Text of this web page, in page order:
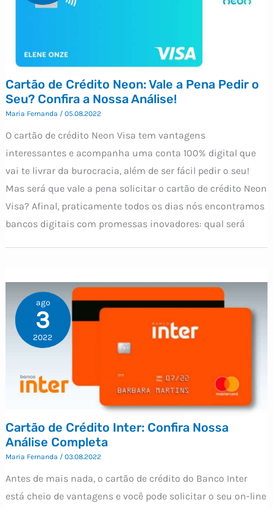
Cartão de Crédito Neon: Vale a Pena Pedir o
Seu? Confira a Nossa Análise!
Maria Fernanda / 05.08.2022
O cartão de crédito Neon Visa tem vantagens
interessantes e acompanha uma conta 100% digital que
vai te livrar da burocracia, além de ser fácil pedir o seu!
Mas será que vale a pena solicitar o cartão de crédito Neon
Visa? Afinal, praticamente todos os dias nós encontramos
bancos digitais com promessas inovadores: qual será
ago
3
2022
Cartão de Crédito Inter: Confira Nossa
Análise Completa
Maria Fernanda / 03.08.2022
Antes de mais nada, o cartão de crédito do Banco Inter
está cheio de vantagens e você pode solicitar o seu on-line